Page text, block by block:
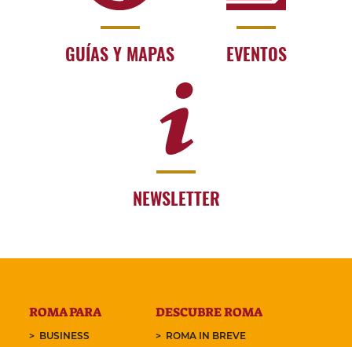
GUÍAS Y MAPAS EVENTOS
NEWSLETTER
ROMA PARA
BUSINESS
DESCUBRE ROMA
ROMA IN BREVE